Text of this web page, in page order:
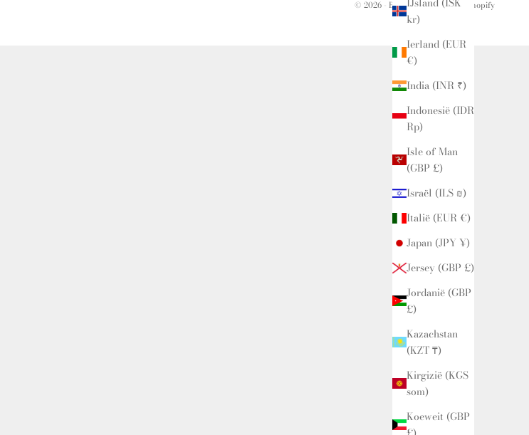
kr)
Ierland (EUR
€)
India (INR ₹)
Indonesië (IDR
Rp)
Isle of Man
(GBP £)
Israël (ILS ₪)
Italië (EUR €)
Japan (JPY ¥)
Jersey (GBP £)
Jordanië (GBP
£)
Kazachstan
(KZT ₸)
Kirgizië (KGS
som)
Koeweit (GBP
© 2026 - BessettePowered by Shopify